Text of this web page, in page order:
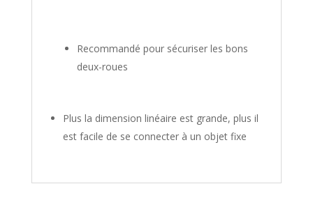
Recommandé pour sécuriser les bons
deux-roues
Plus la dimension linéaire est grande, plus il
est facile de se connecter à un objet fixe